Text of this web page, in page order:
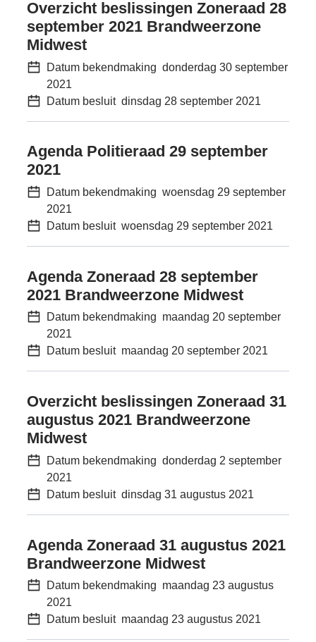
Overzicht beslissingen Zoneraad 28
september 2021 Brandweerzone
Midwest
Datum bekendmaking donderdag 30 september
2021
Datum besluit dinsdag 28 september 2021
Agenda Politieraad 29 september
2021
Datum bekendmaking woensdag 29 september
2021
Datum besluit woensdag 29 september 2021
Agenda Zoneraad 28 september
2021 Brandweerzone Midwest
Datum bekendmaking maandag 20 september
2021
Datum besluit maandag 20 september 2021
Overzicht beslissingen Zoneraad 31
augustus 2021 Brandweerzone
Midwest
Datum bekendmaking donderdag 2 september
2021
Datum besluit dinsdag 31 augustus 2021
Agenda Zoneraad 31 augustus 2021
Brandweerzone Midwest
Datum bekendmaking maandag 23 augustus
2021
Datum besluit maandag 23 augustus 2021